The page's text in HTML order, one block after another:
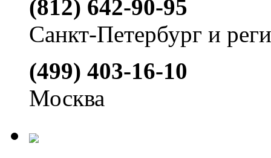
(812) 642-90-95
Санкт-Петербург и
(499) 403-16-10
Москва